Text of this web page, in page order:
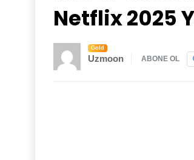
Netflix 2025
Gold
Uzmoon ABONE OL